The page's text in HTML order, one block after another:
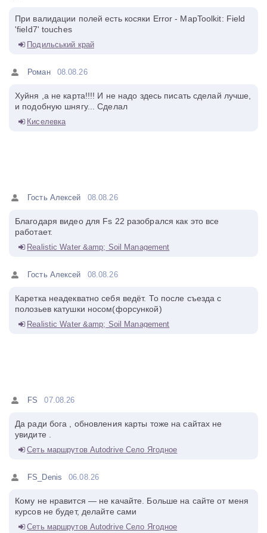
При валидации полей есть косяки Error - MapToolkit: Field
'field7' touches
Подильський край
Роман 08.08.26
Хуйня ,а не карта!!!! И не надо здесь писать сделай лучше,
и подобную шнягу... Сделал
Киселевка
Гость Алексей 08.08.26
Благодаря видео для Fs 22 разобрался как это все
работает.
Realistic Water &amp; Soil Management
Гость Алексей 08.08.26
Каретка неадекватно себя ведёт. То после съезда с
полозьев катушки носом(форсункой)
Realistic Water &amp; Soil Management
FS 07.08.26
Да ради бога , обновления карты тоже на сайтах не
увидите .
Сеть маршрутов Autodrive Село Ягодное
FS_Denis 06.08.26
Кому не нравится — не качайте. Больше на сайте от меня
курсов не будет, делайте сами
Сеть маршрутов Autodrive Село Ягодное